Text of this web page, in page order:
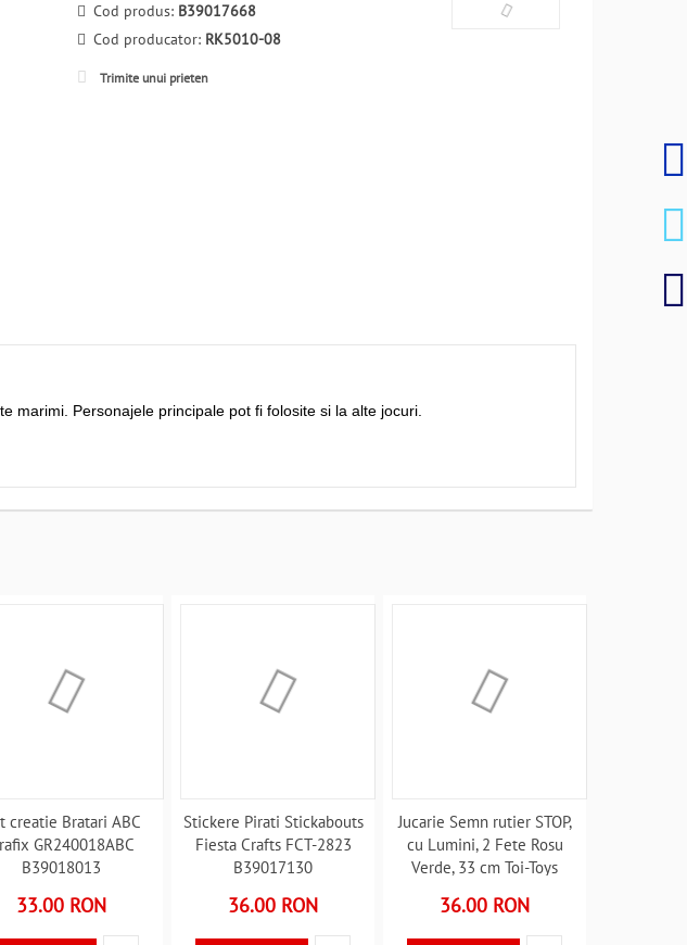
Cod produs: B39017668
Cod producator: RK5010-08
Trimite unui prieten
marimi. Personajele principale pot fi folosite si la alte jocuri.
creatie Bratari ABC
GR240018ABC
B39018013
33.00 RON
Stickere Pirati Stickabouts
Fiesta Crafts FCT-2823
B39017130
36.00 RON
Jucarie Semn rutier STOP,
cu Lumini, 2 Fete Rosu
Verde, 33 cm Toi-Toys
36.00 RON